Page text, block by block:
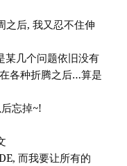
后, 我又忍不住伸
几个问题依旧没有
各种折腾之后…算是
忘掉~!
而我要让所有的